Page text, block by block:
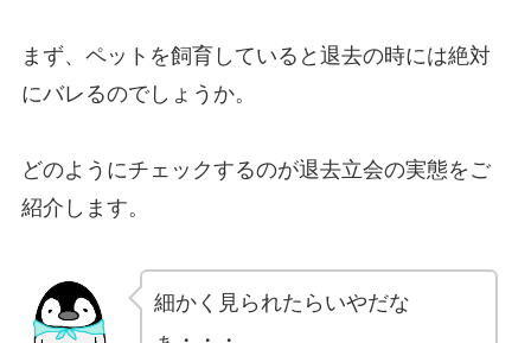
まず、ペットを飼育していると退去の時には絶対
にバレるのでしょうか。
どのようにチェックするのが退去立会の実態をご
紹介します。
細かく見られたらいやだな